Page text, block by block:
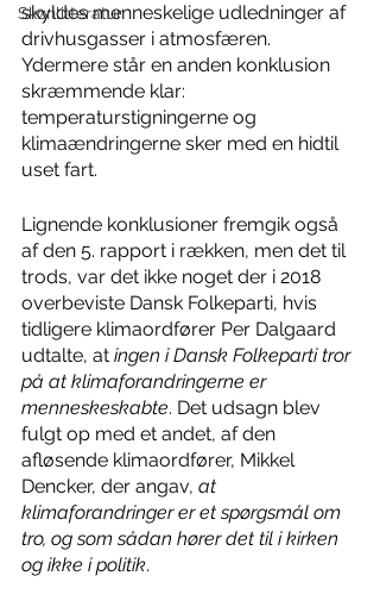
Skønlitteratur
skyldes menneskelige udledninger af
drivhusgasser i atmosfæren.
Ydermere står en anden konklusion
skræmmende klar:
temperaturstigningerne og
klimaændringerne sker med en hidtil
uset fart.
Lignende konklusioner fremgik også
af den 5. rapport i rækken, men det til
trods, var det ikke noget der i 2018
overbeviste Dansk Folkeparti, hvis
tidligere klimaordfører Per Dalgaard
udtalte, at ingen i Dansk Folkeparti tror
på at klimaforandringerne er
menneskeskabte. Det udsagn blev
fulgt op med et andet, af den
afløsende klimaordfører, Mikkel
Dencker, der angav, at
klimaforandringer er et spørgsmål om
tro, og som sådan hører det til i kirken
og ikke i politik.